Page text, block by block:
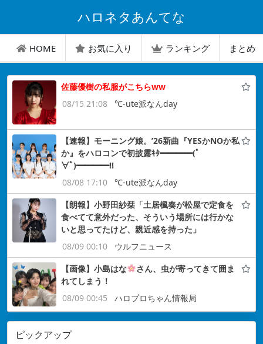
ハロネタあんてな
HOME お気に入り ランキング まとめ
佐藤優樹の私服がこちらww
08/15 21:08
℃-ute派なんday
【速報】モーニング娘。’26新曲『YESかNOか私
か』をハロコンで初披露ｷﾀ━━━━(ﾟ
∀ﾟ)━━━━!!
08/08 17:10
℃-ute派なんday
【朗報】小野田紗栞「土居楓奏が松屋で定食を
食べてて意外だった、そういう場所には行かな
いと思ってたけど、親近感を持った」
08/09 00:10
ウルフニュース
【画像】小島はな
さん、虫が寄ってきて囲ま
れてしまう！
08/09 00:45
ハロプロちゃん情報局
ピックアップ